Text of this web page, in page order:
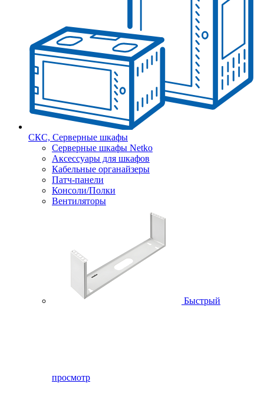
СКС, Серверные шкафы
Серверные шкафы Netko
Аксессуары для шкафов
Кабельные органайзеры
Патч-панели
Консоли/Полки
Вентиляторы
Быстрый
просмотр